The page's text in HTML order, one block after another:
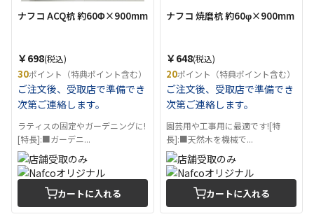
ナフコ ACQ杭 約60Φ×900mm
￥698(税込)
30ポイント（特典ポイント含む）
ご注文後、受取店で準備でき
次第ご連絡します。
ラティスの固定やガーデニングに!
[特長]:■ガーデニ...
カートに入れる
ナフコ 焼磨杭 約60φ×900mm
￥648(税込)
20ポイント（特典ポイント含む）
ご注文後、受取店で準備でき
次第ご連絡します。
園芸用や工事用に最適です![特
長]:■天然木を機械で...
カートに入れる